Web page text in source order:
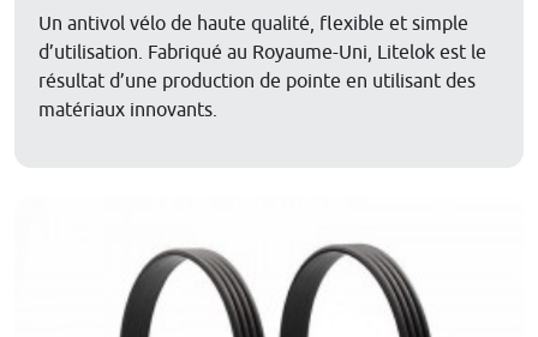
Un antivol vélo de haute qualité, flexible et simple
d’utilisation. Fabriqué au Royaume-Uni, Litelok est le
résultat d’une production de pointe en utilisant des
matériaux innovants.